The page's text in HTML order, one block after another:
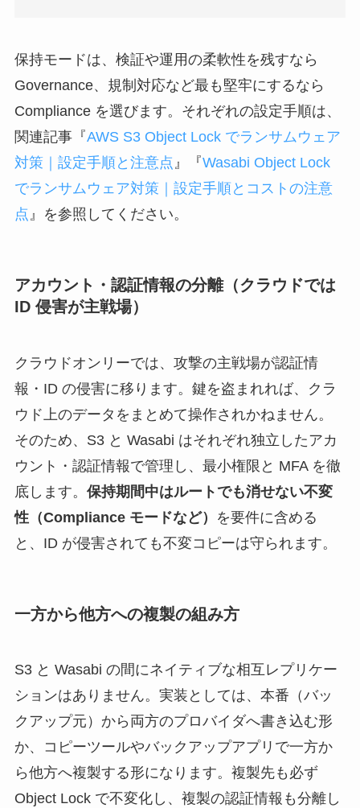
保持モードは、検証や運用の柔軟性を残すなら
Governance、規制対応など最も堅牢にするなら
Compliance を選びます。それぞれの設定手順は、
関連記事『AWS S3 Object Lock でランサムウェア
対策｜設定手順と注意点 』『Wasabi Object Lock
でランサムウェア対策｜設定手順とコストの注意
点 』を参照してください。
アカウント・認証情報の分離（クラウドでは
ID 侵害が主戦場）
クラウドオンリーでは、攻撃の主戦場が認証情
報・ID の侵害に移ります。鍵を盗まれれば、クラ
ウド上のデータをまとめて操作されかねません。
そのため、S3 と Wasabi はそれぞれ独立したアカ
ウント・認証情報で管理し、最小権限と MFA を徹
底します。 保持期間中はルートでも消せない不変
性（Compliance モードなど）
を要件に含める
と、ID が侵害されても不変コピーは守られます。
一方から他方への複製の組み方
S3 と Wasabi の間にネイティブな相互レプリケー
ションはありません。実装としては、本番（バッ
クアップ元）から両方のプロバイダへ書き込む形
か、コピーツールやバックアップアプリで一方か
ら他方へ複製する形になります。複製先も必ず
Object Lock で不変化し、複製の認証情報も分離し